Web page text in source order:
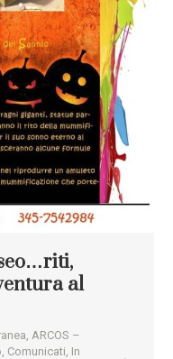
al
ARCOS –
Comunicati In